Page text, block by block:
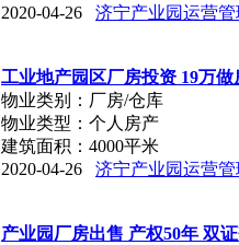
2020-04-26
济宁产业园运营管
工业地产园区厂房投资 19万
物业类别：厂房/仓库
物业类型：个人房产
建筑面积：4000平米
2020-04-26
济宁产业园运营管
产业园厂房出售 产权50年 双